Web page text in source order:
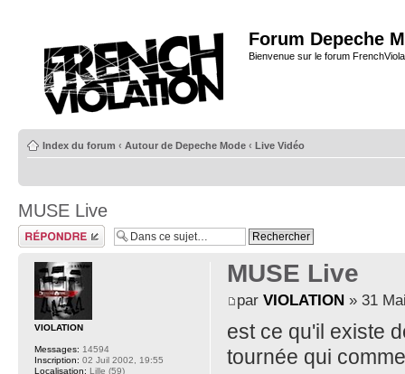
Forum Depeche
Bienvenue sur le forum
Index du forum ‹ Autour de Depeche Mode ‹ Live Vidéo
MUSE Live
Répondre
MUSE Live
par VIOLATION» 31
est ce qu'il existe
tournée qui
VIOLATION
Messages: 14594
Inscription: 02 Juil 2002, 19:55
Localisation: Lille (59)